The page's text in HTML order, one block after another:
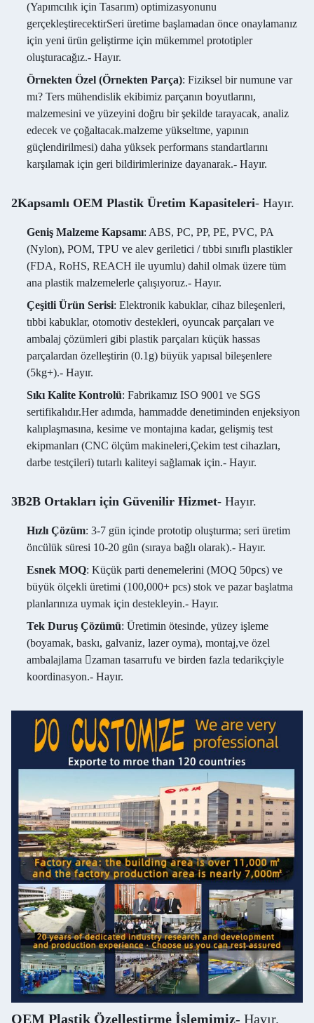
(Yapımcılık için Tasarım) optimizasyonunu
gerçekleştirecektirSeri üretime başlamadan önce onaylamanız
için yeni ürün geliştirme için mükemmel prototipler
oluşturacağız.- Hayır.
Örnekten Özel (Örnekten Parça): Fiziksel bir numune var
mı? Ters mühendislik ekibimiz parçanın boyutlarını,
malzemesini ve yüzeyini doğru bir şekilde tarayacak, analiz
edecek ve çoğaltacak.malzeme yükseltme, yapının
güçlendirilmesi) daha yüksek performans standartlarını
karşılamak için geri bildirimlerinize dayanarak.- Hayır.
2Kapsamlı OEM Plastik Üretim Kapasiteleri- Hayır.
Geniş Malzeme Kapsamı: ABS, PC, PP, PE, PVC, PA
(Nylon), POM, TPU ve alev geriletici / tıbbi sınıflı plastikler
(FDA, RoHS, REACH ile uyumlu) dahil olmak üzere tüm
ana plastik malzemelerle çalışıyoruz.- Hayır.
Çeşitli Ürün Serisi: Elektronik kabuklar, cihaz bileşenleri,
tıbbi kabuklar, otomotiv destekleri, oyuncak parçaları ve
ambalaj çözümleri gibi plastik parçaları küçük hassas
parçalardan özelleştirin (0.1g) büyük yapısal bileşenlere
(5kg+).- Hayır.
Sıkı Kalite Kontrolü: Fabrikamız ISO 9001 ve SGS
sertifikalıdır.Her adımda, hammadde denetiminden enjeksiyon
kalıplaşmasına, kesime ve montajına kadar, gelişmiş test
ekipmanları (CNC ölçüm makineleri,Çekim test cihazları,
darbe testçileri) tutarlı kaliteyi sağlamak için.- Hayır.
3B2B Ortakları için Güvenilir Hizmet- Hayır.
Hızlı Çözüm: 3-7 gün içinde prototip oluşturma; seri üretim
öncülük süresi 10-20 gün (sıraya bağlı olarak).- Hayır.
Esnek MOQ: Küçük parti denemelerini (MOQ 50pcs) ve
büyük ölçekli üretimi (100,000+ pcs) stok ve pazar başlatma
planlarınıza uymak için destekleyin.- Hayır.
Tek Duruş Çözümü: Üretimin ötesinde, yüzey işleme
(boyamak, baskı, galvaniz, lazer oyma), montaj,ve özel
ambalajlama zaman tasarrufu ve birden fazla tedarikçiyle
koordinasyon.- Hayır.
OEM Plastik Özelleştirme İşlemimiz- Hayır.